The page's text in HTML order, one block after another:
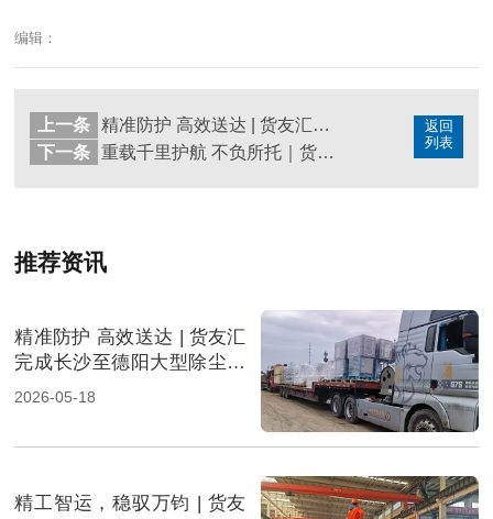
编辑：
返回
列表
上一条
精准防护 高效送达 | 货友汇完成长沙至德阳大型除尘器设备运输任务
下一条
重载千里护航 不负所托｜货友汇165吨超大件变压器运输任务完美收官
推荐资讯
精准防护 高效送达 | 货友汇
完成长沙至德阳大型除尘器
设备运输任务
2026-05-18
精工智运，稳驭万钧 | 货友